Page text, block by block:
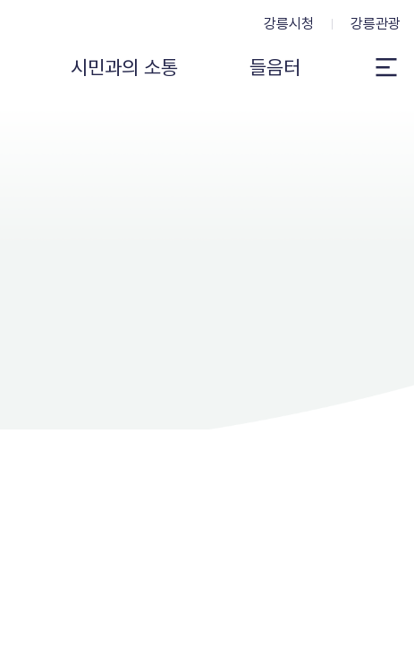
강릉시청 강릉관광
시민과의 소통 들음터
전